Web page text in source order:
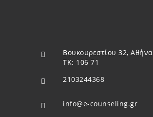
Βουκουρεστίου 32, Αθήνα
ΤΚ: 106 71
2103244368
info@e-counseling.gr